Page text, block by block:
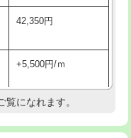
11,000円
33,000円
+8,800円
42,350円
+5,500円/ｍ
現地調査
覧になれます。